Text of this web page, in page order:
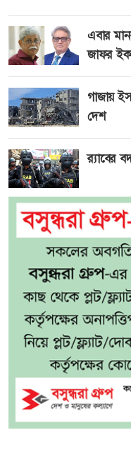
এবার
জাফর
গাজায়
দেশ
র‍্যাবের